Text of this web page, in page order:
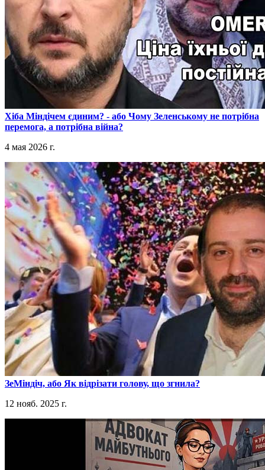
​Хіба Міндічем єдиним? - або Чому Зеленському не потрібна
перемога, а потрібна війна?
4 мая 2026 г.
​ЗеМіндіч, або Як відрізати голову, що згнила?
12 нояб. 2025 г.